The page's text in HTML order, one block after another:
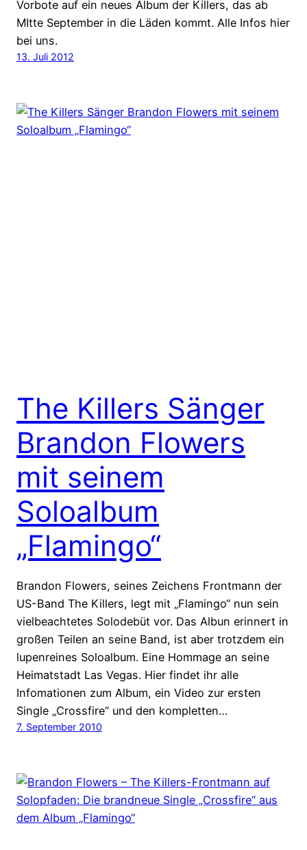
Vorbote auf ein neues Album der Killers, das ab
MItte September in die Läden kommt. Alle Infos hier
bei uns.
13. Juli 2012
The Killers Sänger
Brandon Flowers
mit seinem
Soloalbum
„Flamingo“
Brandon Flowers, seines Zeichens Frontmann der
US-Band The Killers, legt mit „Flamingo“ nun sein
vielbeachtetes Solodebüt vor. Das Albun erinnert in
großen Teilen an seine Band, ist aber trotzdem ein
lupenreines Soloalbum. Eine Hommage an seine
Heimatstadt Las Vegas. Hier findet ihr alle
Infomationen zum Album, ein Video zur ersten
Single „Crossfire“ und den kompletten…
7. September 2010